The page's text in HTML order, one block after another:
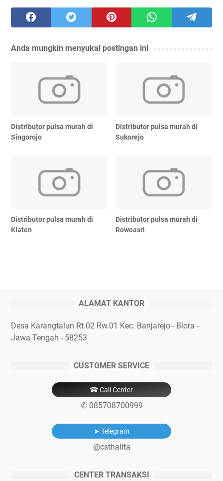
Anda mungkin menyukai postingan ini
Distributor pulsa murah di
Singorojo
Distributor pulsa murah di
Sukorejo
Distributor pulsa murah di
Klaten
Distributor pulsa murah di
Rowoasri
ALAMAT KANTOR
Desa Karangtalun Rt.02 Rw.01 Kec. Banjarejo - Blora -
Jawa Tengah - 58253
CUSTOMER SERVICE
☎ Call Center
✆ 085708700999
➤ Telegram
@csthalita
CENTER TRANSAKSI